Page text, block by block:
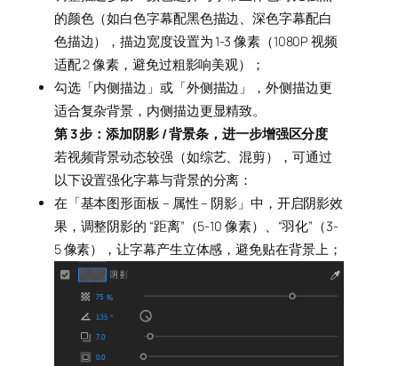
的颜色（如白色字幕配黑色描边、深色字幕配白
色描边），描边宽度设置为 1-3 像素（1080P 视频
适配 2 像素，避免过粗影响美观）；
勾选「内侧描边」或「外侧描边」，外侧描边更
适合复杂背景，内侧描边更显精致。
第 3 步：添加阴影 / 背景条，进一步增强区分度
若视频背景动态较强（如综艺、混剪），可通过
以下设置强化字幕与背景的分离：
在「基本图形面板 – 属性 – 阴影」中，开启阴影效
果，调整阴影的 “距离”（5-10 像素）、“羽化”（3-
5 像素），让字幕产生立体感，避免贴在背景上；